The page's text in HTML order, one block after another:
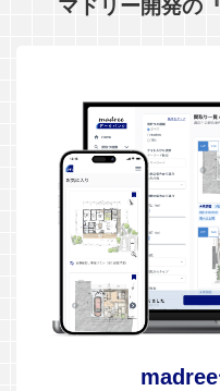
マドリー開発の